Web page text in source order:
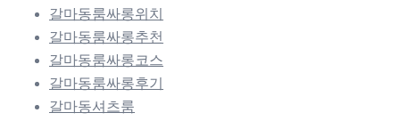
갈마동룸싸롱위치
갈마동룸싸롱추천
갈마동룸싸롱코스
갈마동룸싸롱후기
갈마동셔츠룸